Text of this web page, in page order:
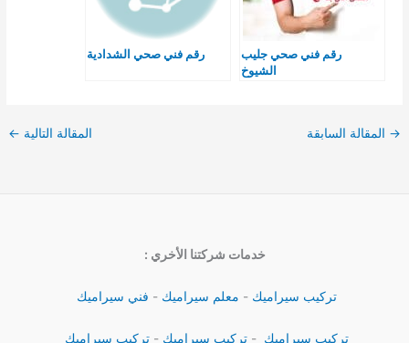
رقم فني صحي جليب
الشيوخ
رقم فني صحي الشدادية
→ المقالة السابقة المقالة التالية ←
خدمات شركتنا الأخري :
تركيب سيراميك - معلم سيراميك - فني سيراميك
تركيب سيراميك - تركيب سيراميك -تركيب سيراميك